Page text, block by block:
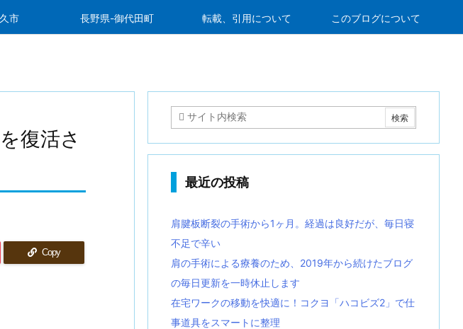
市 長野県-御代田町 転載、引用について このブログについて
復活さ
Copy
最近の投稿
肩腱板断裂の手術から1ヶ月。経過は良好だが、毎日寝
不足で辛い
肩の手術による療養のため、2019年から続けたブログ
の毎日更新を一時休止します
在宅ワークの移動を快適に！コクヨ「ハコビズ2」で仕
事道具をスマートに整理